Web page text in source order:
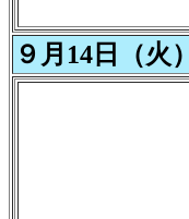
９月14日（